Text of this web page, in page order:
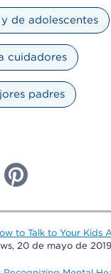
de adolescentes
cuidadores
padres
to Talk to Your Kids
20 de mayo de